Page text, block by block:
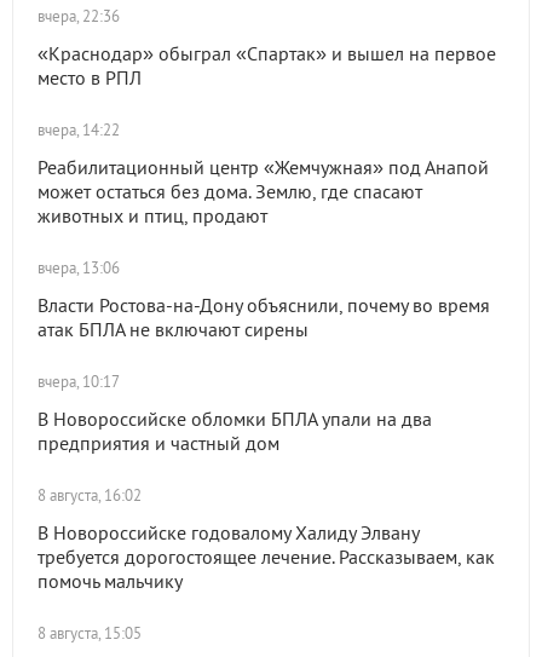
вчера, 22:36
«Краснодар» обыграл «Спартак» и вышел на первое
место в РПЛ
вчера, 14:22
Реабилитационный центр «Жемчужная» под Анапой
может остаться без дома. Землю, где спасают
животных и птиц, продают
вчера, 13:06
Власти Ростова-на-Дону объяснили, почему во время
атак БПЛА не включают сирены
вчера, 10:17
В Новороссийске обломки БПЛА упали на два
предприятия и частный дом
8 августа, 16:02
В Новороссийске годовалому Халиду Элвану
требуется дорогостоящее лечение. Рассказываем, как
помочь мальчику
8 августа, 15:05